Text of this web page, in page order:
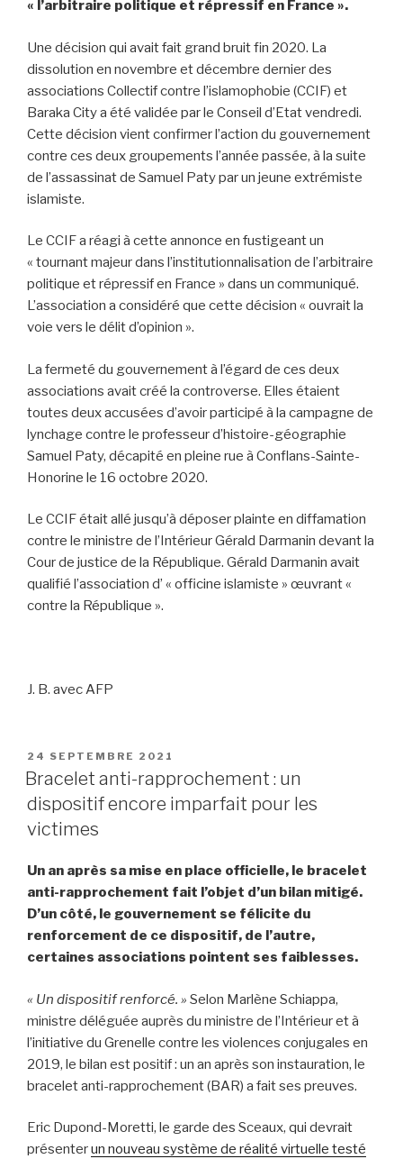
« l’arbitraire politique et répressif en France ».
Une décision qui avait fait grand bruit fin 2020. La
dissolution en novembre et décembre dernier des
associations Collectif contre l’islamophobie (CCIF) et
Baraka City a été validée par le Conseil d’Etat vendredi.
Cette décision vient confirmer l’action du gouvernement
contre ces deux groupements l’année passée, à la suite
de l’assassinat de Samuel Paty par un jeune extrémiste
islamiste.
Le CCIF a réagi à cette annonce en fustigeant un
« tournant majeur dans l’institutionnalisation de l’arbitraire
politique et répressif en France » dans un communiqué.
L’association a considéré que cette décision « ouvrait la
voie vers le délit d’opinion ».
La fermeté du gouvernement à l’égard de ces deux
associations avait créé la controverse. Elles étaient
toutes deux accusées d’avoir participé à la campagne de
lynchage contre le professeur d’histoire-géographie
Samuel Paty, décapité en pleine rue à Conflans-Sainte-
Honorine le 16 octobre 2020.
Le CCIF était allé jusqu’à déposer plainte en diffamation
contre le ministre de l’Intérieur Gérald Darmanin devant la
Cour de justice de la République. Gérald Darmanin avait
qualifié l’association d’ « officine islamiste » œuvrant «
contre la République ».
J. B. avec AFP
PUBLIÉ
LE
24 SEPTEMBRE 2021
Bracelet anti-rapprochement : un
dispositif encore imparfait pour les
victimes
Un an après sa mise en place officielle, le bracelet
anti-rapprochement fait l’objet d’un bilan mitigé.
D’un côté, le gouvernement se félicite du
renforcement de ce dispositif, de l’autre,
certaines associations pointent ses faiblesses.
« Un dispositif renforcé. » Selon Marlène Schiappa,
ministre déléguée auprès du ministre de l’Intérieur et à
l’initiative du Grenelle contre les violences conjugales en
2019, le bilan est positif : un an après son instauration, le
bracelet anti-rapprochement (BAR) a fait ses preuves.
Eric Dupond-Moretti, le garde des Sceaux, qui devrait
présenterun nouveau système de réalité virtuelle testé